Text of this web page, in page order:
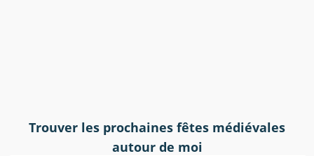
Trouver les prochaines fêtes médiévales
autour de moi